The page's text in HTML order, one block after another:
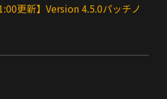
更新】Version 4.5.0パッチノ